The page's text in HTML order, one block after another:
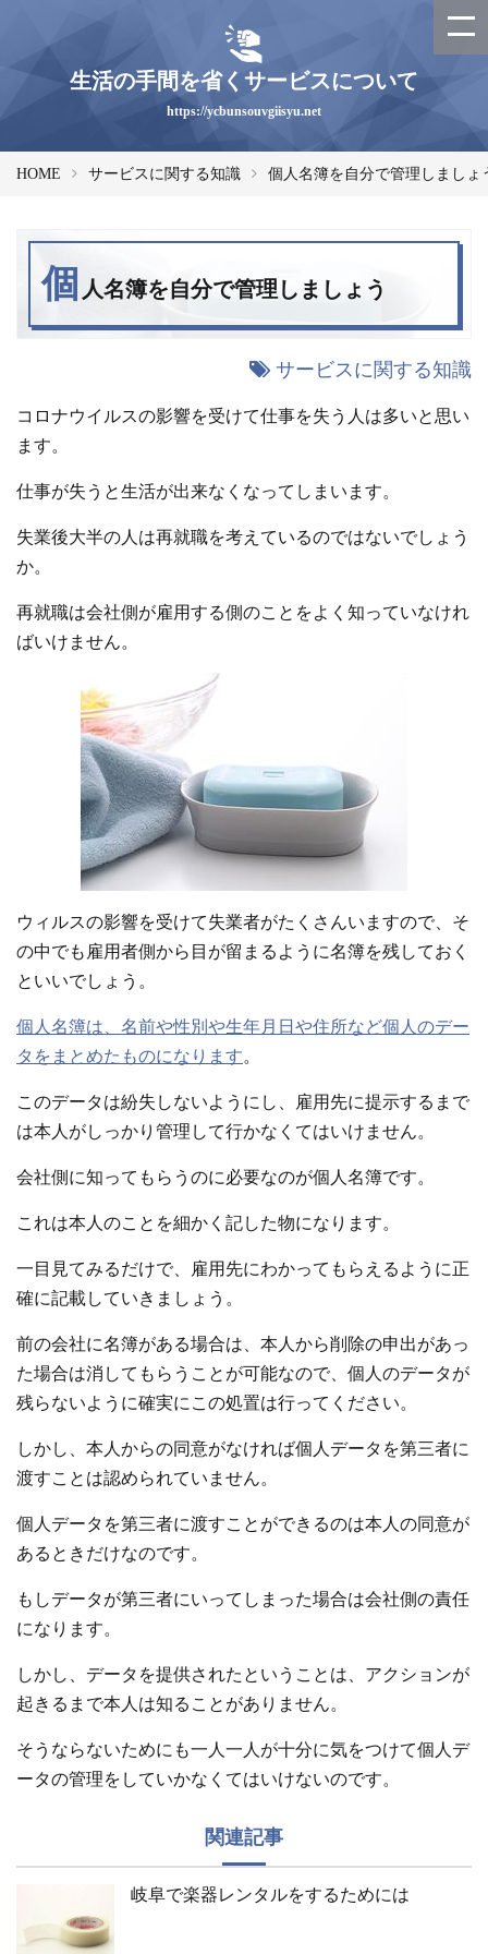
生活の手間を省くサービスについて
https://ycbunsouvgiisyu.net
HOME サービスに関する知識 個人名簿を自分で管理しましょ
個 人名簿を自分で管理しましょう
サービスに関する知識
コロナウイルスの影響を受けて仕事を失う人は多いと思い
ます。
仕事が失うと生活が出来なくなってしまいます。
失業後大半の人は再就職を考えているのではないでしょう
か。
再就職は会社側が雇用する側のことをよく知っていなけれ
ばいけません。
ウィルスの影響を受けて失業者がたくさんいますので、そ
の中でも雇用者側から目が留まるように名簿を残しておく
といいでしょう。
個人名簿は、名前や性別や生年月日や住所など個人のデー
タをまとめたものになります。
このデータは紛失しないようにし、雇用先に提示するまで
は本人がしっかり管理して行かなくてはいけません。
会社側に知ってもらうのに必要なのが個人名簿です。
これは本人のことを細かく記した物になります。
一目見てみるだけで、雇用先にわかってもらえるように正
確に記載していきましょう。
前の会社に名簿がある場合は、本人から削除の申出があっ
た場合は消してもらうことが可能なので、個人のデータが
残らないように確実にこの処置は行ってください。
しかし、本人からの同意がなければ個人データを第三者に
渡すことは認められていません。
個人データを第三者に渡すことができるのは本人の同意が
あるときだけなのです。
もしデータが第三者にいってしまった場合は会社側の責任
になります。
しかし、データを提供されたということは、アクションが
起きるまで本人は知ることがありません。
そうならないためにも一人一人が十分に気をつけて個人デ
ータの管理をしていかなくてはいけないのです。
関連記事
岐阜で楽器レンタルをするためには